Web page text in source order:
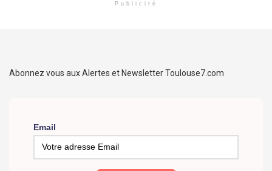
Publicité
Abonnez vous aux Alertes et Newsletter Toulouse7.com
Email